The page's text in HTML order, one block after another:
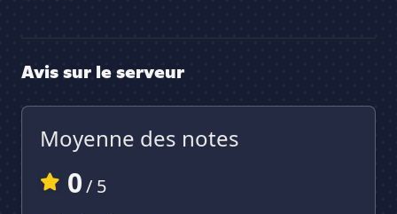
Avis sur le serveur
Moyenne des notes
0/ 5